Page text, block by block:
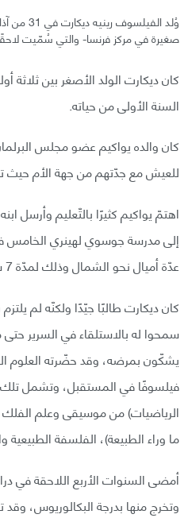
صغيرة في مركز فرنسا- والتي سُمّيت
كان ديكارت الولد الأصغر بين ثلاثة
السنة الأولى من حياته.
كان والده يواكيم عضو مجلس
للعيش مع جدّتهم من جهة الأم حيث
اهتمّ يواكيم كثيرًا بالتّعليم وأرسل
عدّة أميال نحو الشمال وذلك لمدّة 7 سنوات.
كان ديكارت طالبًا جيّدًا ولكنّه لم
سمحوا له بالاستلقاء في السرير
يشكّون بمرضه، وقد حضّرته العلوم
فيلسوفًا في المستقبل، وتشمل تلك
الرياضيات) من موسيقى وعلم الفلك
ما وراء الطبيعة)، الفلسفة الطبيعية
أمضى السنوات الأربع اللاحقة في
وتخرج منها بدرجة البكالوريوس،